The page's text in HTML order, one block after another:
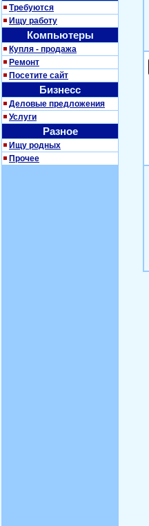
Требуются
Ищу работу
Компьютеры
Купля - продажа
Ремонт
Посетите сайт
Бизнесс
Деловые предложения
Услуги
Разное
Ищу родных
Прочее